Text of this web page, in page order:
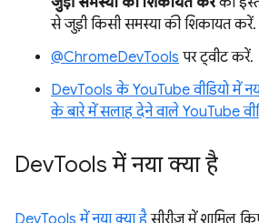
से जुड़ी किसी समस्या की शिकायत करें.
@ChromeDevTools पर ट्वीट करें.
DevTools के YouTube वीडियो में
के बारे में सलाह देने वाले YouTube
DevTools में नया क्या है